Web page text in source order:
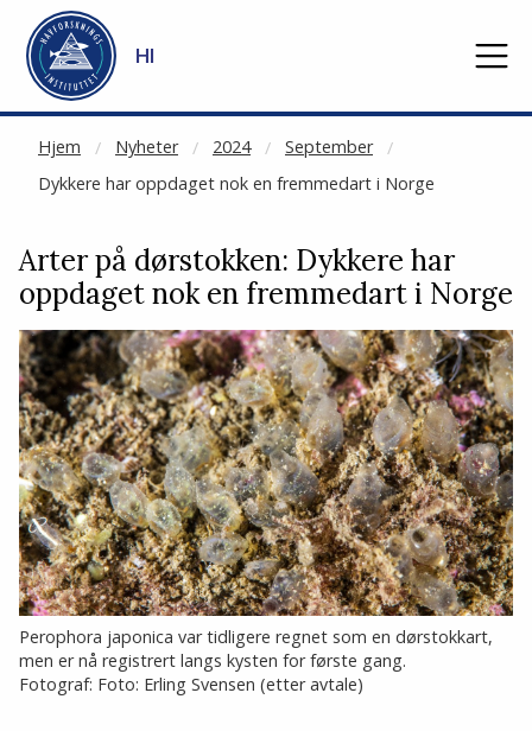
Gå til hovedinnhold
HI
Hjem Nyheter 2024
September
Dykkere har oppdaget nok en fremmedart i Norge
NOT CACHED
Arter på dørstokken: Dykkere har
oppdaget nok en fremmedart i Norge
Perophora japonica var tidligere regnet som en dørstokkart,
men er nå registrert langs kysten for første gang.
Fotograf: Foto: Erling Svensen (etter avtale)